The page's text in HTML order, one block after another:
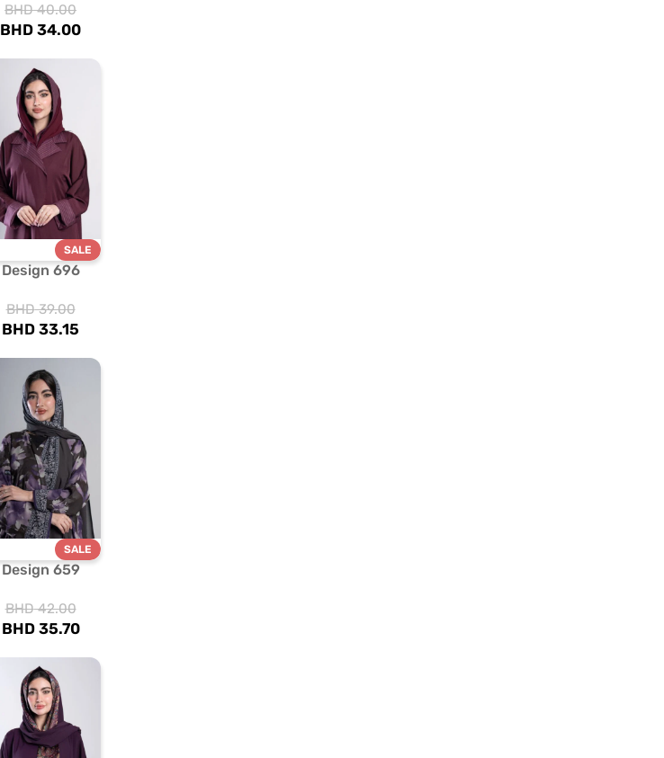
BHD40.00
BHD 34.00
SALE
Design 696
BHD39.00
BHD 33.15
SALE
Design 659
BHD42.00
BHD35.70